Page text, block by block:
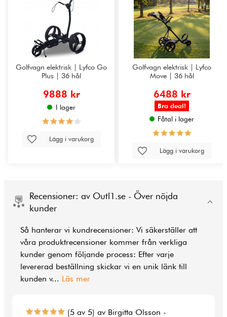
Golfvagn elektrisk | Lyfco Go
Plus | 36 hål
9888 kr
I lager
Lägg i varukorg
Golfvagn elektrisk | Lyfco
Move | 36 hål
6488 kr
Bra deal!
Fåtal i lager
Lägg i varukorg
Recensioner: av Outl1.se - Över nöjda
kunder
Så hanterar vi kundrecensioner: Vi säkerställer att
våra produktrecensioner kommer från verkliga
kunder genom följande process: Efter varje
levererad beställning skickar vi en unik länk till
kunden v... Läs mer
(5 av 5) av Birgitta Olsson -